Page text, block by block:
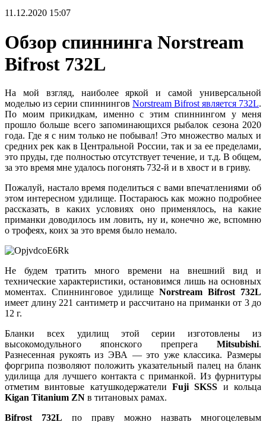
11.12.2020 15:07
Обзор спиннинга Norstream
Bifrost 732L
На мой взгляд, наиболее яркой и самой универсальной
моделью из серии спиннингов Norstream Bifrost является 732L.
По моим прикидкам, именно с этим спиннингом у меня
прошло больше всего запоминающихся рыбалок сезона 2020
года. Где я с ним только не побывал! Это множество малых и
средних рек как в Центральной России, так и за ее пределами,
это пруды, где полностью отсутствует течение, и т.д. В общем,
за это время мне удалось погонять 732-й и в хвост и в гриву.
Пожалуй, настало время поделиться с вами впечатлениями об
этом интересном удилище. Постараюсь как можно подробнее
рассказать, в каких условиях оно применялось, на какие
приманки доводилось им ловить, ну и, конечно же, вспомню
о трофеях, коих за это время было немало.
Не будем тратить много времени на внешний вид и
технические характеристики, остановимся лишь на основных
моментах. Спиннинговое удилище Norstream Bifrost 732L
имеет длину 221 сантиметр и рассчитано на приманки от 3 до
12 г.
Бланки всех удилищ этой серии изготовлены из
высокомодульного японского препрега Mitsubishi.
Разнесенная рукоять из ЭВА — это уже классика. Размеры
форгрипа позволяют положить указательный палец на бланк
удилища для лучшего контакта с приманкой. Из фурнитуры
отметим винтовые катушкодержатели Fuji SKSS и кольца
Kigan Titanium ZN в титановых рамах.
Bifrost 732L по праву можно назвать многоцелевым